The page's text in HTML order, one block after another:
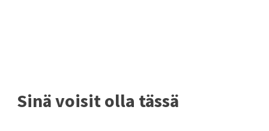
Sinä voisit olla tässä